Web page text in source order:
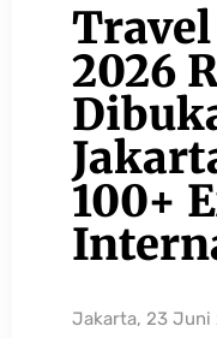
2026
100+
Jakarta, 23 Juni